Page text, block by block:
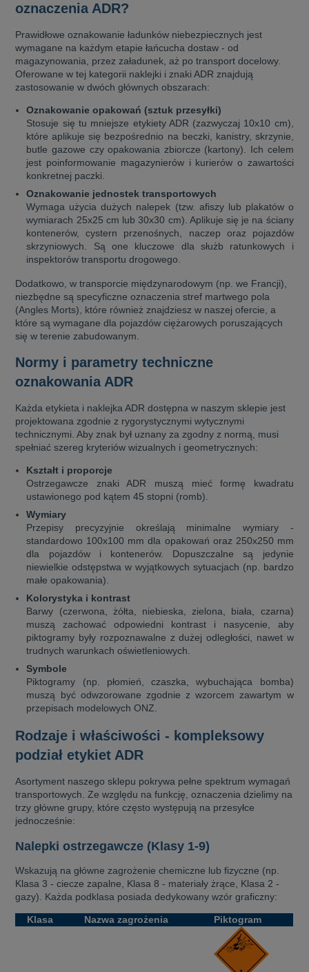
oznaczenia ADR?
Prawidłowe oznakowanie ładunków niebezpiecznych jest
wymagane na każdym etapie łańcucha dostaw - od
magazynowania, przez załadunek, aż po transport docelowy.
Oferowane w tej kategorii naklejki i znaki ADR znajdują
zastosowanie w dwóch głównych obszarach:
Oznakowanie opakowań (sztuk przesyłki)
Stosuje się tu mniejsze etykiety ADR (zazwyczaj 10x10 cm),
które aplikuje się bezpośrednio na beczki, kanistry, skrzynie,
butle gazowe czy opakowania zbiorcze (kartony). Ich celem
jest poinformowanie magazynierów i kurierów o zawartości
konkretnej paczki.
Oznakowanie jednostek transportowych
Wymaga użycia dużych nalepek (tzw. afiszy lub plakatów o
wymiarach 25x25 cm lub 30x30 cm). Aplikuje się je na ściany
kontenerów, cystern przenośnych, naczep oraz pojazdów
skrzyniowych. Są one kluczowe dla służb ratunkowych i
inspektorów transportu drogowego.
Dodatkowo, w transporcie międzynarodowym (np. we Francji),
niezbędne są specyficzne oznaczenia stref martwego pola
(Angles Morts), które również znajdziesz w naszej ofercie, a
które są wymagane dla pojazdów ciężarowych poruszających
się w terenie zabudowanym.
Normy i parametry techniczne
oznakowania ADR
Każda etykieta i naklejka ADR dostępna w naszym sklepie jest
projektowana zgodnie z rygorystycznymi wytycznymi
technicznymi. Aby znak był uznany za zgodny z normą, musi
spełniać szereg kryteriów wizualnych i geometrycznych:
Kształt i proporcje
Ostrzegawcze znaki ADR muszą mieć formę kwadratu
ustawionego pod kątem 45 stopni (romb).
Wymiary
Przepisy precyzyjnie określają minimalne wymiary -
standardowo 100x100 mm dla opakowań oraz 250x250 mm
dla pojazdów i kontenerów. Dopuszczalne są jedynie
niewielkie odstępstwa w wyjątkowych sytuacjach (np. bardzo
małe opakowania).
Kolorystyka i kontrast
Barwy (czerwona, żółta, niebieska, zielona, biała, czarna)
muszą zachować odpowiedni kontrast i nasycenie, aby
piktogramy były rozpoznawalne z dużej odległości, nawet w
trudnych warunkach oświetleniowych.
Symbole
Piktogramy (np. płomień, czaszka, wybuchająca bomba)
muszą być odwzorowane zgodnie z wzorcem zawartym w
przepisach modelowych ONZ.
Rodzaje i właściwości - kompleksowy
podział etykiet ADR
Asortyment naszego sklepu pokrywa pełne spektrum wymagań
transportowych. Ze względu na funkcję, oznaczenia dzielimy na
trzy główne grupy, które często występują na przesyłce
jednocześnie:
Nalepki ostrzegawcze (Klasy 1-9)
Wskazują na główne zagrożenie chemiczne lub fizyczne (np.
Klasa 3 - ciecze zapalne, Klasa 8 - materiały żrące, Klasa 2 -
gazy). Każda podklasa posiada dedykowany wzór graficzny:
Klasa Nazwa zagrożenia Piktogram